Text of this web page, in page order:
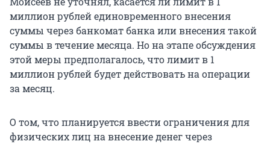
миллион рублей единовременного внесения
суммы через банкомат банка или внесения такой
суммы в течение месяца. Но на этапе обсуждения
этой меры предполагалось, что лимит в 1
миллион рублей будет действовать на операции
за месяц.
О том, что планируется ввести ограничения для
физических лиц на внесение денег через